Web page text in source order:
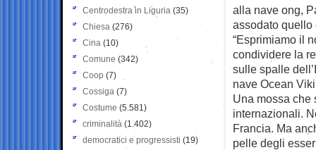
alla nave ong,
assodato quello
“Esprimiamo il
condividere la
sulle spalle
nave Ocean
Una mossa che
internazionali.
Francia. Ma
pelle degli
Centrodestra in Liguria (35)
Chiesa (276)
Cina (10)
Comune (342)
Coop (7)
Cossiga (7)
Costume (5.581)
criminalità (1.402)
democratici e progressisti (19)